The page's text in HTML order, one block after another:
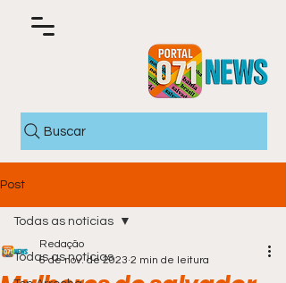
Buscar
Post
Todas as notícias
Todas as notícias
Redação
6 de nov. de 2023 2 min de leitura